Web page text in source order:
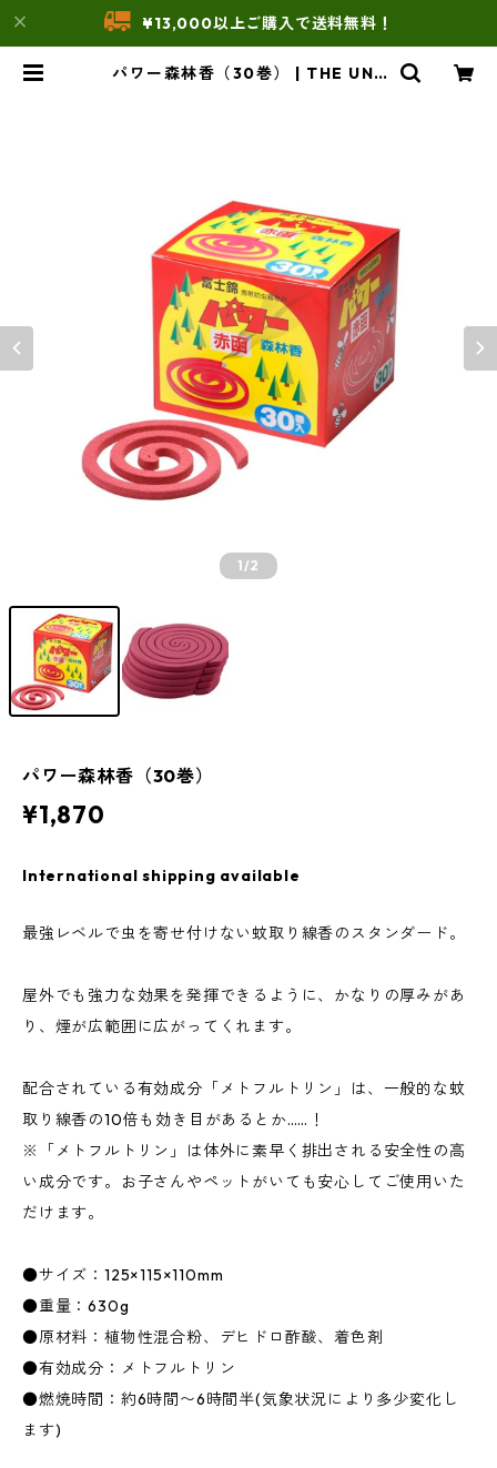
¥13,000以上ご購入で送料無料！
パワー森林香（30巻） | THE UNF
1/2
パワー森林香（30巻）
¥1,870
International shipping available
最強レベルで虫を寄せ付けない蚊取り線香のスタンダード。
屋外でも強力な効果を発揮できるように、かなりの厚みがあ
り、煙が広範囲に広がってくれます。
配合されている有効成分「メトフルトリン」は、一般的な蚊
取り線香の10倍も効き目があるとか……！
※「メトフルトリン」は体外に素早く排出される安全性の高
い成分です。お子さんやペットがいても安心してご使用いた
だけます。
●サイズ：125×115×110mm
●重量：630g
●原材料：植物性混合粉、デヒドロ酢酸、着色剤
●有効成分：メトフルトリン
●燃焼時間：約6時間〜6時間半(気象状況により多少変化し
ます)